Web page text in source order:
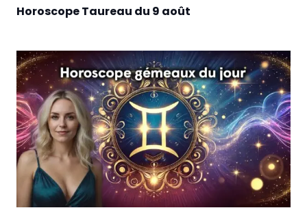
Horoscope Taureau du 9 août